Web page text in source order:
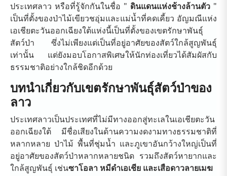
ประเทศลาว หรือที่รู้จักกันในชื่อ " ดินแดนแห่งช้างล้านตัว "
เป็นที่ตั้งของป่าไม้เขียวชอุ่มและแม่น้ำที่คดเคี้ยว อัญมณีแห่ง
เอเชียตะวันออกเฉียงใต้แห่งนี้เป็นที่ตั้งของเขตรักษาพันธุ์
สัตว์ป่า ซึ่งไม่เพียงแต่เป็นที่อยู่อาศัยของสัตว์ใกล้สูญพันธุ์
เท่านั้น แต่ยังมอบโอกาสพิเศษให้นักท่องเที่ยวได้สัมผัสกับ
ธรรมชาติอย่างใกล้ชิดอีกด้วย
บทนำเกี่ยวกับเขตรักษาพันธุ์สัตว์ป่าของ
ลาว
ประเทศลาวเป็นประเทศที่ไม่มีทางออกสู่ทะเลในเอเชียตะวัน
ออกเฉียงใต้ มีชื่อเสียงในด้านความงดงามทางธรรมชาติที่
หลากหลาย ป่าไม้ พื้นที่ชุ่มน้ำ และภูเขาอันกว้างใหญ่เป็นที่
อยู่อาศัยของสัตว์ป่าหลากหลายชนิด รวมถึงสัตว์หายากและ
ใกล้สูญพันธุ์ เช่นซาโอลา หมีดำเอเชีย และเสือดาวลายเมฆ